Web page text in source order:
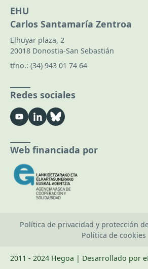
EHU
Carlos Santamaría Zentroa
Elhuyar plaza, 2
20018 Donostia-San Sebastián
tfno.: (34) 943 01 74 64
Redes sociales
Web financiada por
Política de privacidad y protección
Política de cookies
2011 - 2024 Hegoa | Desarrollado por